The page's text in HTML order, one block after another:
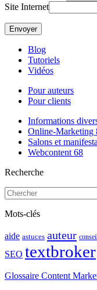
Site Internet
Blog
Tutoriels
Vidéos
Pour auteurs
Pour clients
Informations
Online-Marketing
Salons et
Webcontent 68
Recherche
Mots-clés
aide astuces auteur
SEO textbroker
Glossaire Content